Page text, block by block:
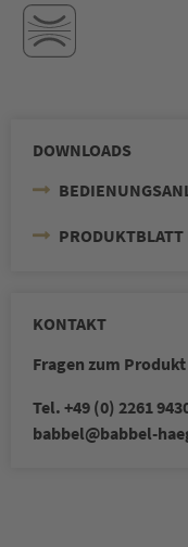
DOWNLOADS
PRODUKTBLATT
KONTAKT
Fragen zum
Tel. +49 (0) 2261
babbel@babbel-